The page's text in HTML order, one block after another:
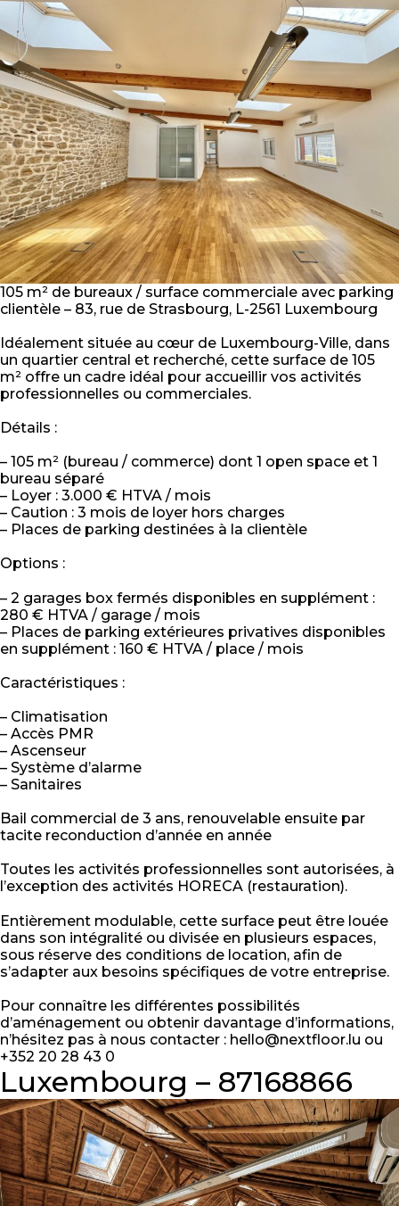
105 m² de bureaux / surface commerciale avec parking
clientèle – 83, rue de Strasbourg, L-2561 Luxembourg
Idéalement située au cœur de Luxembourg-Ville, dans
un quartier central et recherché, cette surface de 105
m² offre un cadre idéal pour accueillir vos activités
professionnelles ou commerciales.
Détails :
– 105 m² (bureau / commerce) dont 1 open space et 1
bureau séparé
– Loyer : 3.000 € HTVA / mois
– Caution : 3 mois de loyer hors charges
– Places de parking destinées à la clientèle
Options :
– 2 garages box fermés disponibles en supplément :
280 € HTVA / garage / mois
– Places de parking extérieures privatives disponibles
en supplément : 160 € HTVA / place / mois
Caractéristiques :
– Climatisation
– Accès PMR
– Ascenseur
– Système d’alarme
– Sanitaires
Bail commercial de 3 ans, renouvelable ensuite par
tacite reconduction d’année en année
Toutes les activités professionnelles sont autorisées, à
l’exception des activités HORECA (restauration).
Entièrement modulable, cette surface peut être louée
dans son intégralité ou divisée en plusieurs espaces,
sous réserve des conditions de location, afin de
s’adapter aux besoins spécifiques de votre entreprise.
Pour connaître les différentes possibilités
d’aménagement ou obtenir davantage d’informations,
n’hésitez pas à nous contacter : hello@nextfloor.lu ou
+352 20 28 43 0
Luxembourg – 87168866